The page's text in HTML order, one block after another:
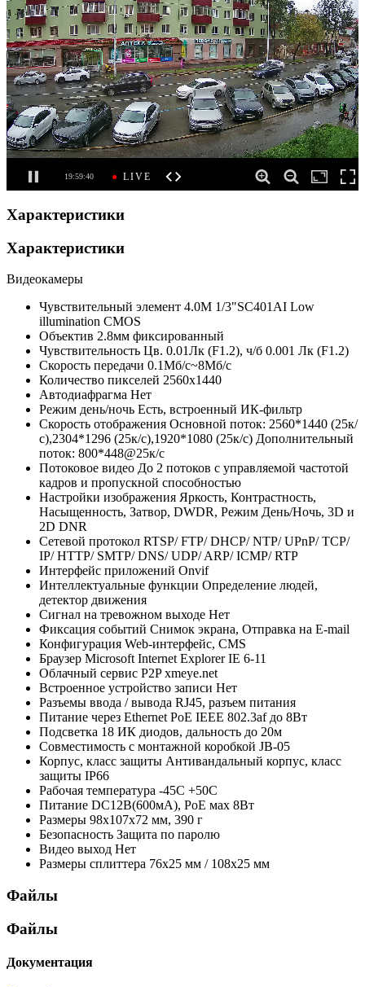
Характеристики
Характеристики
Видеокамеры
Чувствительный элемент 4.0M 1/3"SC401AI Low
illumination CMOS
Объектив 2.8мм фиксированный
Чувствительность Цв. 0.01Лк (F1.2), ч/б 0.001 Лк (F1.2)
Скорость передачи 0.1Мб/с~8Мб/с
Количество пикселей 2560x1440
Автодиафрагма Нет
Режим день/ночь Есть, встроенный ИК-фильтр
Скорость отображения Основной поток: 2560*1440 (25к/
с),2304*1296 (25к/с),1920*1080 (25к/с) Дополнительный
поток: 800*448@25к/с
Потоковое видео До 2 потоков с управляемой частотой
кадров и пропускной способностью
Настройки изображения Яркость, Контрастность,
Насыщенность, Затвор, DWDR, Режим День/Ночь, 3D и
2D DNR
Сетевой протокол RTSP/ FTP/ DHCP/ NTP/ UPnP/ TCP/
IP/ HTTP/ SMTP/ DNS/ UDP/ ARP/ ICMP/ RTP
Интерфейс приложений Onvif
Интеллектуальные функции Определение людей,
детектор движения
Сигнал на тревожном выходе Нет
Фиксация событий Cнимок экрана, Отправка на E-mail
Конфигурация Web-интерфейс, CMS
Браузер Microsoft Internet Explorer IE 6-11
Облачный сервис P2P xmeye.net
Встроенное устройство записи Нет
Разъемы ввода / вывода RJ45, разъем питания
Питание через Ethernet PoE IEEE 802.3af до 8Вт
Подсветка 18 ИК диодов, дальность до 20м
Совместимость с монтажной коробкой JB-05
Корпус, класс защиты Антивандальный корпус, класс
защиты IР66
Рабочая температура -45С +50С
Питание DC12В(600мА), PoE мах 8Вт
Размеры 98х107х72 мм, 390 г
Безопасность Защита по паролю
Видео выход Нет
Размеры сплиттера 76х25 мм / 108х25 мм
Файлы
Файлы
Документация